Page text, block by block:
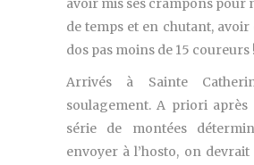
de temps et en chutant,
dos pas moins de 15 coureurs !
Arrivés à Sainte
soulagement. A priori après
série de montées
envoyer à l’hosto, on